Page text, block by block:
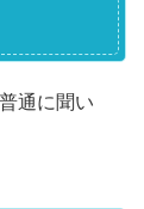
通に聞い